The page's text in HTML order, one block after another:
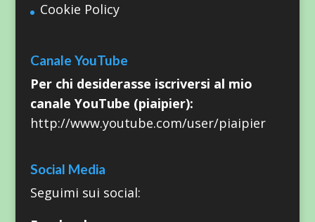
Cookie Policy
Canale YouTube
Per chi desiderasse iscriversi al mio
canale YouTube (piaipier):
http://www.youtube.com/user/piaipier
Social Media
Seguimi sui social: